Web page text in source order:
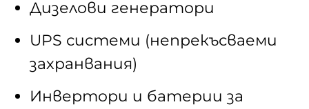
Дизелови генератори
UPS системи (непрекъсваеми
захранвания)
Инвертори и батерии за